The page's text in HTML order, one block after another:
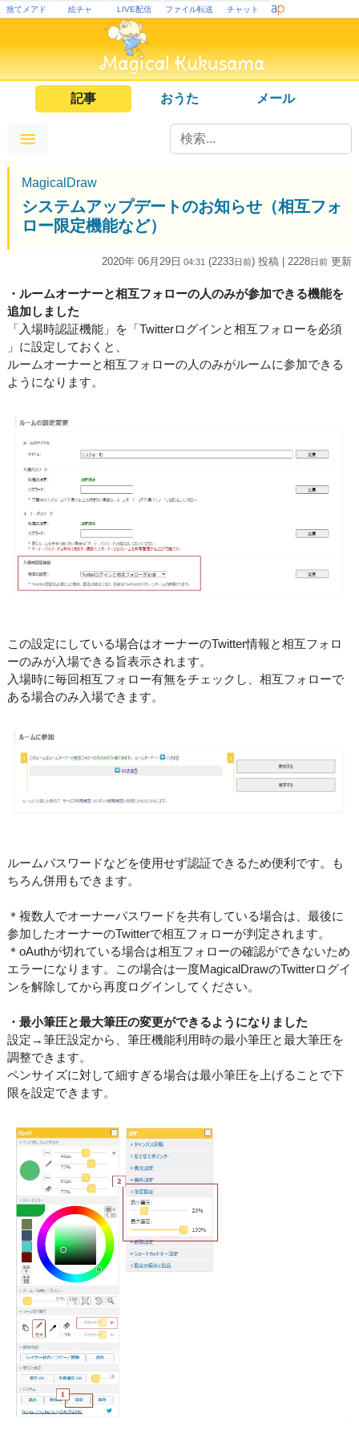
捨てメアド 絵チャ LIVE配信 ファイル転送 チャット
記事 おうた メール
MagicalDraw
システムアップデートのお知らせ（相互フォ
ロー限定機能など）
2020年 06月29日 04:31 (2233日前) 投稿 | 2228日前 更新
・ルームオーナーと相互フォローの人のみが参加できる機能を
追加しました
「入場時認証機能」を「Twitterログインと相互フォローを必須
」に設定しておくと、
ルームオーナーと相互フォローの人のみがルームに参加できる
ようになります。
この設定にしている場合はオーナーのTwitter情報と相互フォロ
ーのみが入場できる旨表示されます。
入場時に毎回相互フォロー有無をチェックし、相互フォローで
ある場合のみ入場できます。
ルームパスワードなどを使用せず認証できるため便利です。も
ちろん併用もできます。
＊複数人でオーナーパスワードを共有している場合は、最後に
参加したオーナーのTwitterで相互フォローが判定されます。
＊oAuthが切れている場合は相互フォローの確認ができないため
エラーになります。この場合は一度MagicalDrawのTwitterログイ
ンを解除してから再度ログインしてください。
・最小筆圧と最大筆圧の変更ができるようになりました
設定→筆圧設定から、筆圧機能利用時の最小筆圧と最大筆圧を
調整できます。
ペンサイズに対して細すぎる場合は最小筆圧を上げることで下
限を設定できます。